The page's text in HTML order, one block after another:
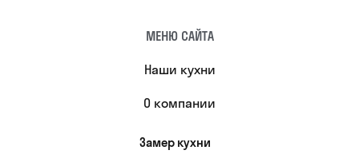
МЕНЮ САЙТА
Наши кухни
О компании
Замер кухни